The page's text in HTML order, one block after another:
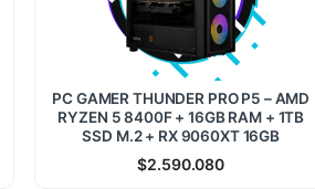
PC GAMER THUNDER PRO P5 – AMD
RYZEN 5 8400F + 16GB RAM + 1TB
SSD M.2 + RX 9060XT 16GB
$2.590.080